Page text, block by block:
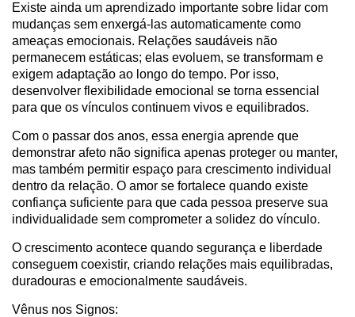
Existe ainda um aprendizado importante sobre lidar com
mudanças sem enxergá-las automaticamente como
ameaças emocionais. Relações saudáveis não
permanecem estáticas; elas evoluem, se transformam e
exigem adaptação ao longo do tempo. Por isso,
desenvolver flexibilidade emocional se torna essencial
para que os vínculos continuem vivos e equilibrados.
Com o passar dos anos, essa energia aprende que
demonstrar afeto não significa apenas proteger ou manter,
mas também permitir espaço para crescimento individual
dentro da relação. O amor se fortalece quando existe
confiança suficiente para que cada pessoa preserve sua
individualidade sem comprometer a solidez do vínculo.
O crescimento acontece quando segurança e liberdade
conseguem coexistir, criando relações mais equilibradas,
duradouras e emocionalmente saudáveis.
Vênus nos Signos: